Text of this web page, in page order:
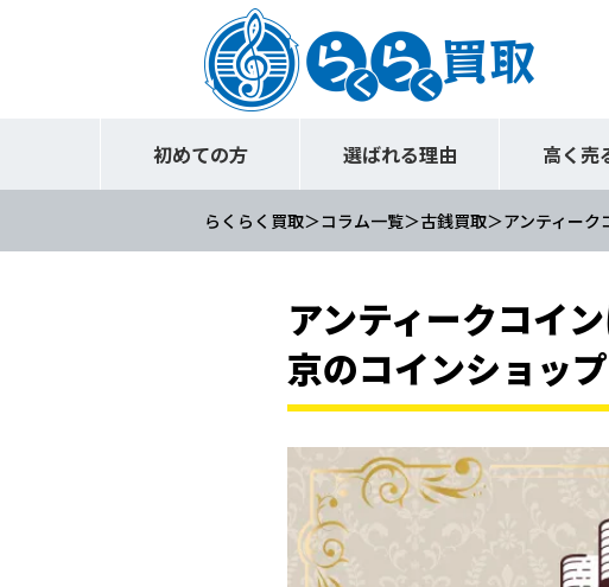
初めての方 選ばれる理由 高く売
らくらく買取 コラム一覧 古銭買取 アンティー
アンティークコイ
京のコインショップ